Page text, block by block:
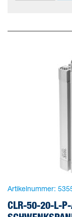
Artikelnummer:
CLR-50-20-L-